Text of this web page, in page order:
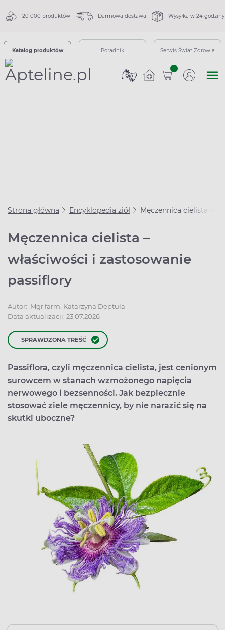
20 000 produktów Darmowa dostawa Wysyłka w 24 godziny
Katalog produktów Poradnik Serwis Świat Zdrowia
sztuk
Strona główna Encyklopedia ziół Męczennica cielista –
Męczennica cielista –
właściwości i zastosowanie
passiflory
Autor: Mgr farm. Katarzyna Deptuła
Data aktualizacji: 23.07.2026
SPRAWDZONA TREŚĆ
Passiflora, czyli męczennica cielista, jest cenionym
surowcem w stanach wzmożonego napięcia
nerwowego i bezsenności. Jak bezpiecznie
stosować ziele męczennicy, by nie narazić się na
skutki uboczne?